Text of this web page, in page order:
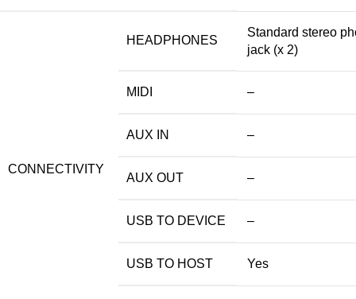
CONNECTIVITY
HEADPHONES
Standard stereo
jack (x 2)
MIDI –
AUX IN –
AUX OUT –
USB TO DEVICE –
USB TO HOST Yes